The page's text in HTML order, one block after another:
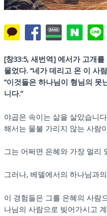
[창33:5, 새번역] 에서가 고개
물었다. “네가 데리고 온 이 사
“이것들은 하나님이 형님의 못
니다.”
야곱은 속이는 삶을 살았습니
해서는 물불 가리지 않는 사람
그는 어쩌면 은혜와 가장 멀리
그러나, 베델에서의 하나님과
이 경험들은 그를 은혜의 사람
나님의 사람으로 빚어가시고